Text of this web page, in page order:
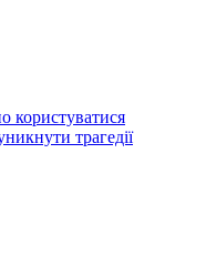
користуватися
трагедії